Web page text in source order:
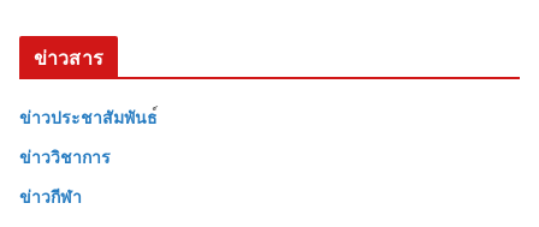
ข่าวสาร
ข่าวประชาสัมพันธ
ข่าววิชาการ
ข่าวกีฬา